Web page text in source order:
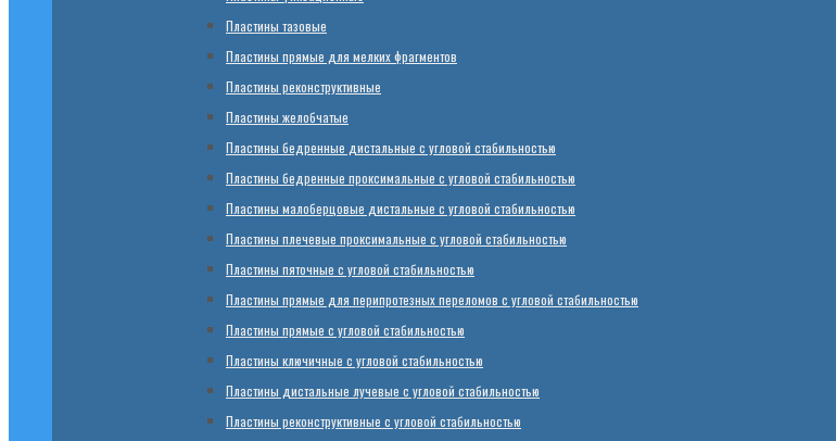
Пластины тазовые
Пластины прямые для мелких фрагментов
Пластины реконструктивные
Пластины желобчатые
Пластины бедренные дистальные с угловой стабильностью
Пластины бедренные проксимальные с угловой стабильностью
Пластины малоберцовые дистальные с угловой стабильностью
Пластины плечевые проксимальные с угловой стабильностью
Пластины пяточные с угловой стабильностью
Пластины прямые для перипротезных переломов с угловой стабильностью
Пластины прямые с угловой стабильностью
Пластины ключичные с угловой стабильностью
Пластины дистальные лучевые с угловой стабильностью
Пластины реконструктивные с угловой стабильностью